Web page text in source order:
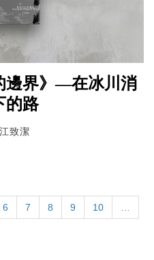
邊界》—在冰川消
的路
致潔
6 7 8 9 10